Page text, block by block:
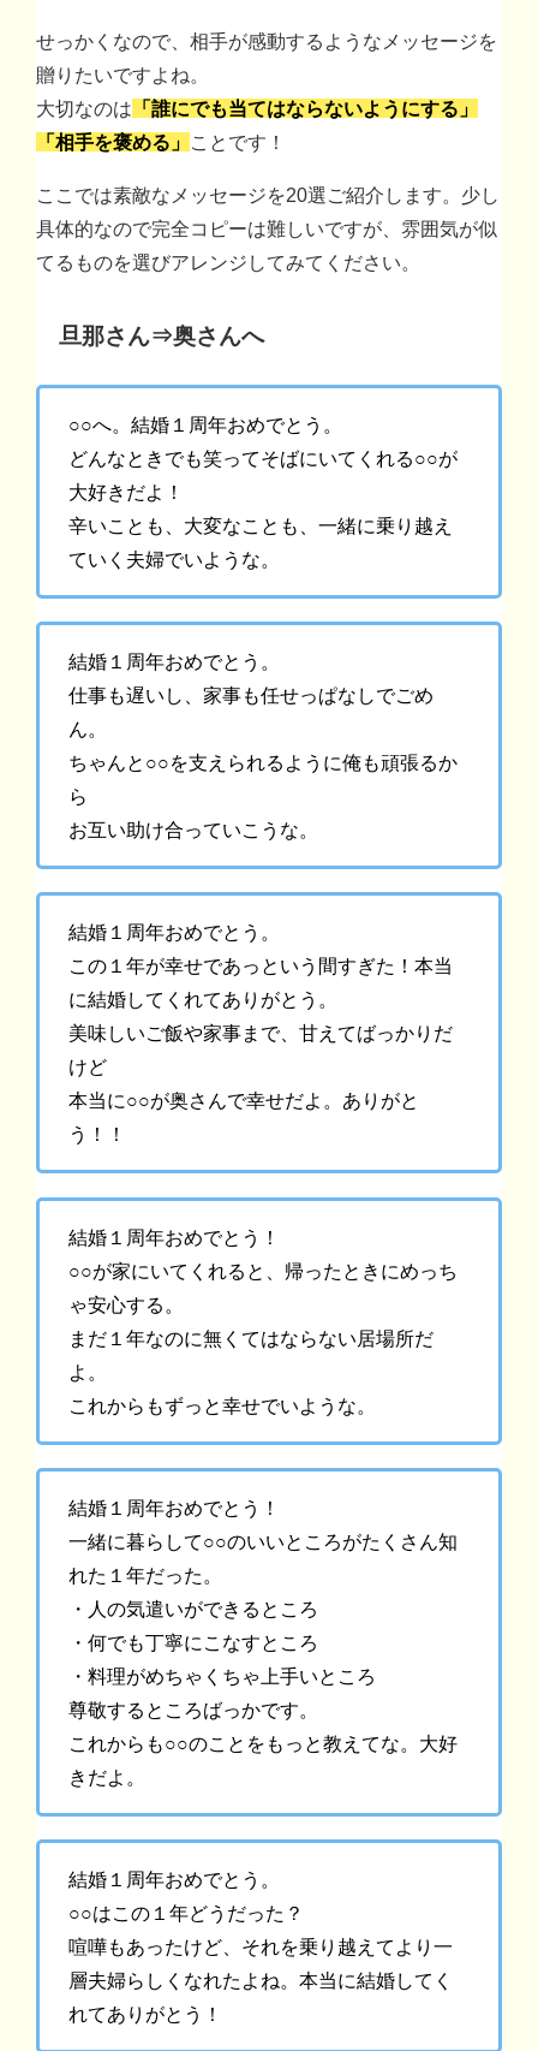
せっかくなので、相手が感動するようなメッセージを
贈りたいですよね。
大切なのは 「誰にでも当てはならないようにする」
「相手を褒める」
ことです！
ここでは素敵なメッセージを20選ご紹介します。少し
具体的なので完全コピーは難しいですが、雰囲気が似
てるものを選びアレンジしてみてください。
旦那さん⇒奥さんへ
○○へ。結婚１周年おめでとう。
どんなときでも笑ってそばにいてくれる○○が
大好きだよ！
辛いことも、大変なことも、一緒に乗り越え
ていく夫婦でいような。
結婚１周年おめでとう。
仕事も遅いし、家事も任せっぱなしでごめ
ん。
ちゃんと○○を支えられるように俺も頑張るか
ら
お互い助け合っていこうな。
結婚１周年おめでとう。
この１年が幸せであっという間すぎた！本当
に結婚してくれてありがとう。
美味しいご飯や家事まで、甘えてばっかりだ
けど
本当に○○が奥さんで幸せだよ。ありがと
う！！
結婚１周年おめでとう！
○○が家にいてくれると、帰ったときにめっち
ゃ安心する。
まだ１年なのに無くてはならない居場所だ
よ。
これからもずっと幸せでいような。
結婚１周年おめでとう！
一緒に暮らして○○のいいところがたくさん知
れた１年だった。
・人の気遣いができるところ
・何でも丁寧にこなすところ
・料理がめちゃくちゃ上手いところ
尊敬するところばっかです。
これからも○○のことをもっと教えてな。大好
きだよ。
結婚１周年おめでとう。
○○はこの１年どうだった？
喧嘩もあったけど、それを乗り越えてより一
層夫婦らしくなれたよね。本当に結婚してく
れてありがとう！